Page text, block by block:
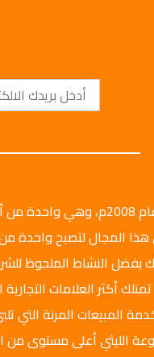
تأسست شركة الليثي أوتو جروب عام
المجال لتصبح واحدة
بفضل النشاط الملحوظ
أكثر العلامات
المبيعات المرنة التي
الليثي أعلى مستوى من